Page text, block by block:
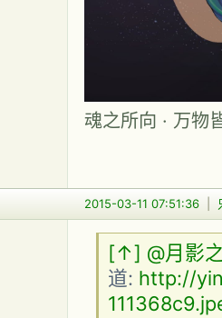
魂之所向 · 万物
2015-03-11 07:51:36
[↑] @月影
道: http://